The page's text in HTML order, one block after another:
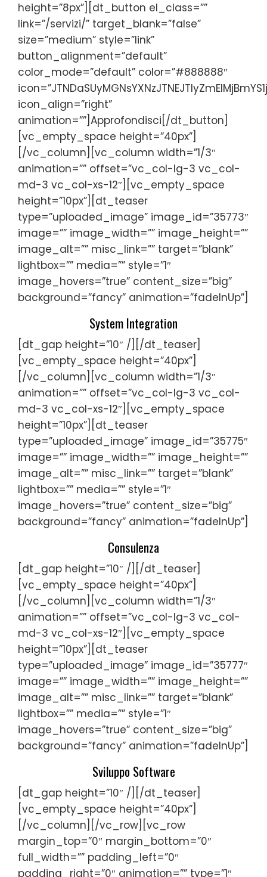
height=”8px”][dt_button el_class=””
link=”/servizi/” target_blank=”false”
size=”medium” style=”link”
button_alignment=”default”
color_mode=”default” color=”#888888″
icon_align=”right”
animation=””]Approfondisci[/dt_button]
[vc_empty_space height=”40px”]
[/vc_column][vc_column width=”1/3″
animation=”” offset=”vc_col-lg-3 vc_col-
md-3 vc_col-xs-12″][vc_empty_space
height=”10px”][dt_teaser
type=”uploaded_image” image_id=”35773″
image=”” image_width=”” image_height=””
image_alt=”” misc_link=”” target=”blank”
lightbox=”” media=”” style=”1″
image_hovers=”true” content_size=”big”
background=”fancy” animation=”fadeInUp”]
System Integration
[dt_gap height=”10″ /][/dt_teaser]
[vc_empty_space height=”40px”]
[/vc_column][vc_column width=”1/3″
animation=”” offset=”vc_col-lg-3 vc_col-
md-3 vc_col-xs-12″][vc_empty_space
height=”10px”][dt_teaser
type=”uploaded_image” image_id=”35775″
image=”” image_width=”” image_height=””
image_alt=”” misc_link=”” target=”blank”
lightbox=”” media=”” style=”1″
image_hovers=”true” content_size=”big”
background=”fancy” animation=”fadeInUp”]
Consulenza
[dt_gap height=”10″ /][/dt_teaser]
[vc_empty_space height=”40px”]
[/vc_column][vc_column width=”1/3″
animation=”” offset=”vc_col-lg-3 vc_col-
md-3 vc_col-xs-12″][vc_empty_space
height=”10px”][dt_teaser
type=”uploaded_image” image_id=”35777″
image=”” image_width=”” image_height=””
image_alt=”” misc_link=”” target=”blank”
lightbox=”” media=”” style=”1″
image_hovers=”true” content_size=”big”
background=”fancy” animation=”fadeInUp”]
Sviluppo Software
[dt_gap height=”10″ /][/dt_teaser]
[vc_empty_space height=”40px”]
[/vc_column][/vc_row][vc_row
margin_top=”0″ margin_bottom=”0″
full_width=”” padding_left=”0″
padding_right=”0″ animation=”” type=”1″